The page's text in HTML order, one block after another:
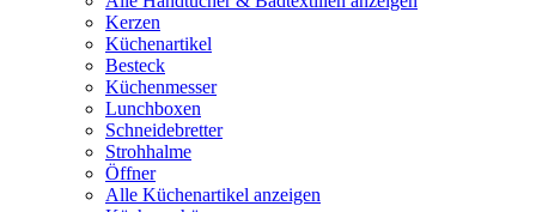
Kerzen
Küchenartikel
Besteck
Küchenmesser
Lunchboxen
Schneidebretter
Strohhalme
Öffner
Alle Küchenartikel anzeigen